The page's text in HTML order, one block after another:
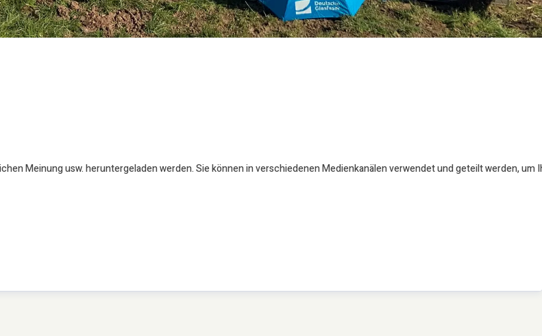
Meinung usw. heruntergeladen werden. Sie können in verschiedenen Medienkanälen verwendet und geteilt